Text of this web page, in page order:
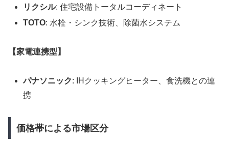
リクシル: 住宅設備トータルコーディネート
TOTO: 水栓・シンク技術、除菌水システム
【家電連携型】
パナソニック: IHクッキングヒーター、食洗機との連
携
価格帯による市場区分